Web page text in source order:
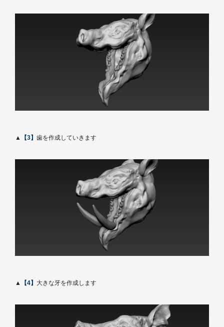
▲ 【3】 歯を作成していきます
▲ 【4】 大きな牙を作成します